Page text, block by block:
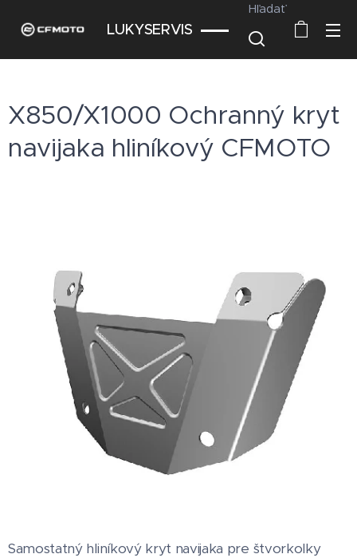
LUKYSERVIS
Hľadať
X850/X1000 Ochranný kryt
navijaka hliníkový CFMOTO
Samostatný hliníkový kryt navijaka pre štvorkolky